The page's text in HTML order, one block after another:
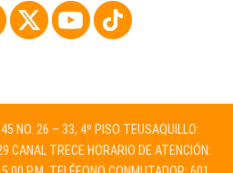
NO. 26 – 33, 4º PISO TEUSAQUILLO:
CANAL TRECE HORARIO DE ATENCIÓN: